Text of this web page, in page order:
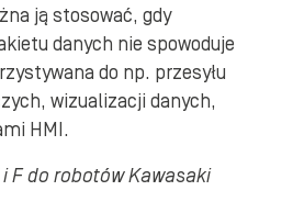
ją stosować, gdy
danych nie spowoduje
do np. przesyłu
wizualizacji danych,
HMI.
F do robotów Kawasaki